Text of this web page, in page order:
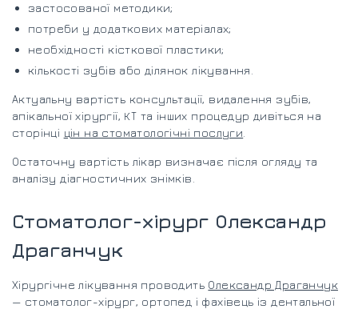
застосованої методики;
потреби у додаткових матеріалах;
необхідності кісткової пластики;
кількості зубів або ділянок лікування.
Актуальну вартість консультації, видалення зубів,
апікальної хірургії, КТ та інших процедур дивіться на
сторінці цін на стоматологічні послуги
Остаточну вартість лікар визначає після огляду та
аналізу діагностичних знімків.
Стоматолог-хірург Олександр
Драганчук
Хірургічне лікування проводить Олександр Драганчук
— стоматолог-хірург, ортопед і фахівець із дентальної